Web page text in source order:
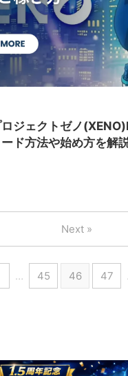
ロジェクトゼノ
ド方法や始め方を解
… 45 46 47
Next »